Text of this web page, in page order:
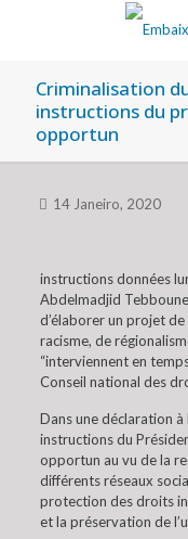
Criminalisation
instructions du
opportun
14 Janeiro, 2020
instructions données
Abdelmadjid
d’élaborer un projet
racisme, de
“interviennent en
Conseil national des
Dans une déclaration à
instructions du
opportun au vu de la
différents réseaux
protection des droits
et la préservation de